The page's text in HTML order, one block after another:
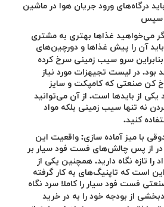
درگاه‌های ورود جریان هوا در ماشین
سپس
می‌خواهید غذاها بهتری به مشتری
آن را پیش غذاها و دورچین‌های
سرو سیب زمینی سرخ کرده
بود. در لیست تجیهزات مورد نیاز
کن صنعتی که کامپکت و سایز
یکی از بایدها است. از آن می‌توانید
نه تنها سیب زمینی بلکه مواد
کنید.
با میز آماده سازی: واقعیت این
در از پس چالش‌های فست فود سیار بر
را تازه نگاه دارید. همچنین یکی از
است که تاپنیگ‌های به کار گرفته
فست فود سیار را کاملا سرد نگاه
از بودجه خود را به در خرید